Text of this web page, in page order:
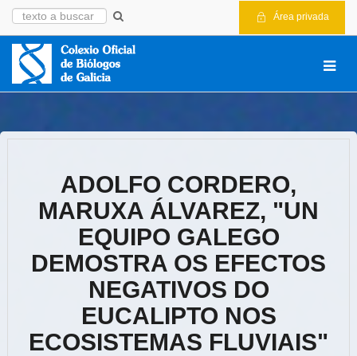
Área privada
ADOLFO CORDERO,
MARUXA ÁLVAREZ, "UN
EQUIPO GALEGO
DEMOSTRA OS EFECTOS
NEGATIVOS DO
EUCALIPTO NOS
ECOSISTEMAS FLUVIAIS"